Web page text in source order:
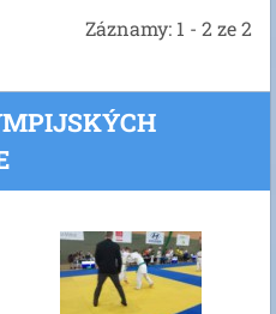
Záznamy: 1 - 2 ze 2